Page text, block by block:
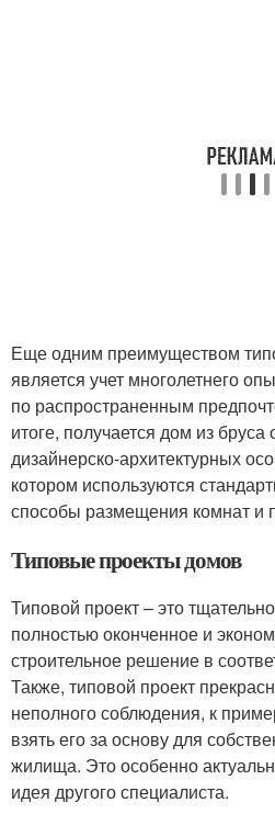
Еще одним преимуществом
является учет многолетнего
по распространенным
итоге, получается дом из бруса
дизайнерско-архитектурных
котором используются
способы размещения комнат и
Типовые проекты домов
Типовой проект – это
полностью оконченное и
строительное решение в
Также, типовой проект
неполного соблюдения, к
взять его за основу для
жилища. Это особенно
идея другого специалиста.